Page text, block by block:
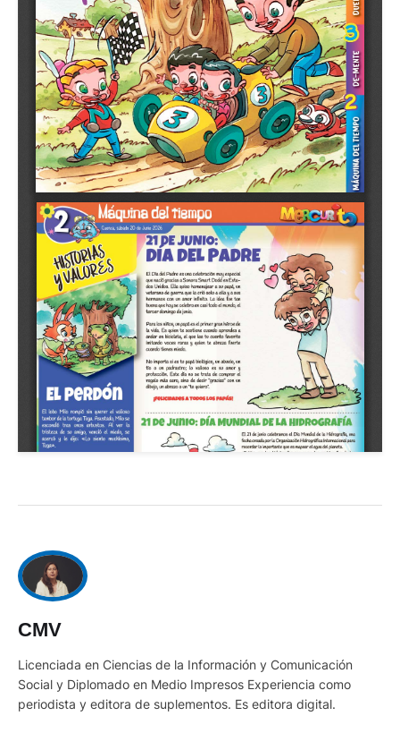
CMV
Licenciada en Ciencias de la Información y Comunicación
Social y Diplomado en Medio Impresos Experiencia como
periodista y editora de suplementos. Es editora digital.